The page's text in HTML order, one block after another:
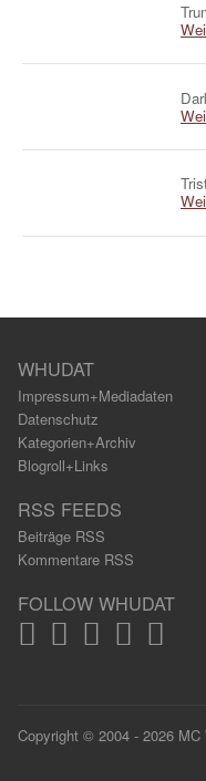
WHUDAT
Impressum+Mediadaten
Datenschutz
Kategorien+Archiv
Blogroll+Links
RSS FEEDS
Beiträge RSS
Kommentare RSS
FOLLOW WHUDAT
Copyright © 2004 - 2026